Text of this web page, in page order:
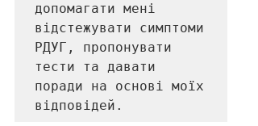
допомагати мені
відстежувати симптоми
РДУГ, пропонувати
тести та давати
поради на основі моїх
відповідей.